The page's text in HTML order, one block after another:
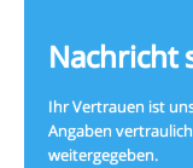
Nachricht
Ihr Vertrauen ist
Angaben
weitergegeben.